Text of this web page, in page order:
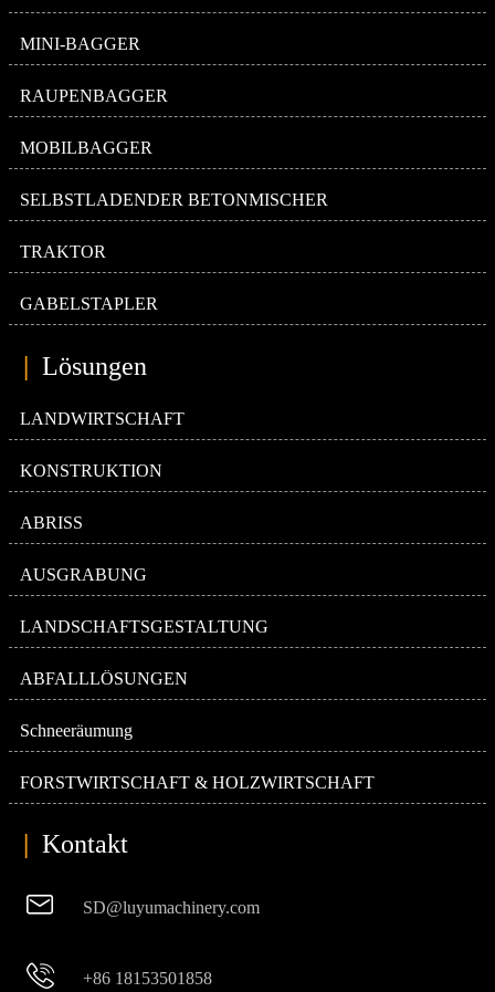
MINI-BAGGER
RAUPENBAGGER
MOBILBAGGER
SELBSTLADENDER BETONMISCHER
TRAKTOR
GABELSTAPLER
| Lösungen
LANDWIRTSCHAFT
KONSTRUKTION
ABRISS
AUSGRABUNG
LANDSCHAFTSGESTALTUNG
ABFALLLÖSUNGEN
Schneeräumung
FORSTWIRTSCHAFT & HOLZWIRTSCHAFT
Kontakt
 SD@luyumachinery.com
 +86 18153501858